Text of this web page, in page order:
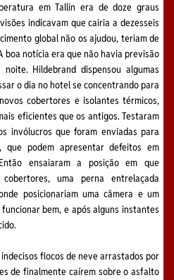
em Tallin era de doze graus
indicavam que cairia a dezesseis
global não os ajudou, teriam de
notícia era que não havia previsão
Hildebrand dispensou algumas
o dia no hotel se concentrando para
cobertores e isolantes térmicos,
eficientes que os antigos. Testaram
invólucros que foram enviadas para
que podem apresentar defeitos em
ensaiaram a posição em que
uma perna entrelaçada
posicionariam uma câmera e um
bem, e após alguns instantes
aquecido.
flocos de neve arrastados por
de finalmente caírem sobre o asfalto